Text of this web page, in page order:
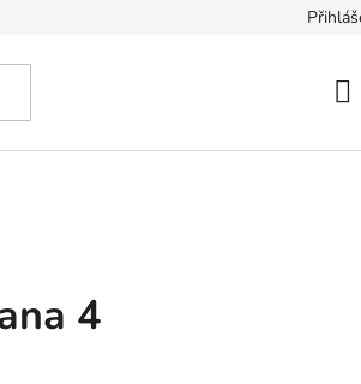
Formulář pro odstoupení od smlouvy
4